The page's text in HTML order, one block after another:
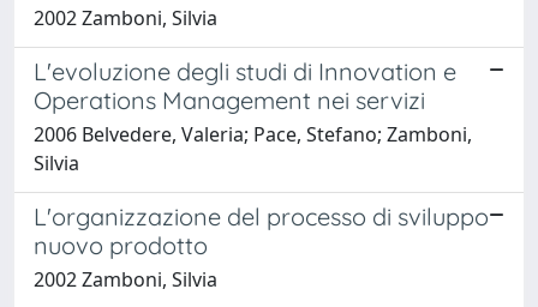
2002 Zamboni, Silvia
L'evoluzione degli studi di Innovation e
Operations Management nei servizi
2006 Belvedere, Valeria; Pace, Stefano; Zamboni,
Silvia
L'organizzazione del processo di sviluppo
nuovo prodotto
2002 Zamboni, Silvia